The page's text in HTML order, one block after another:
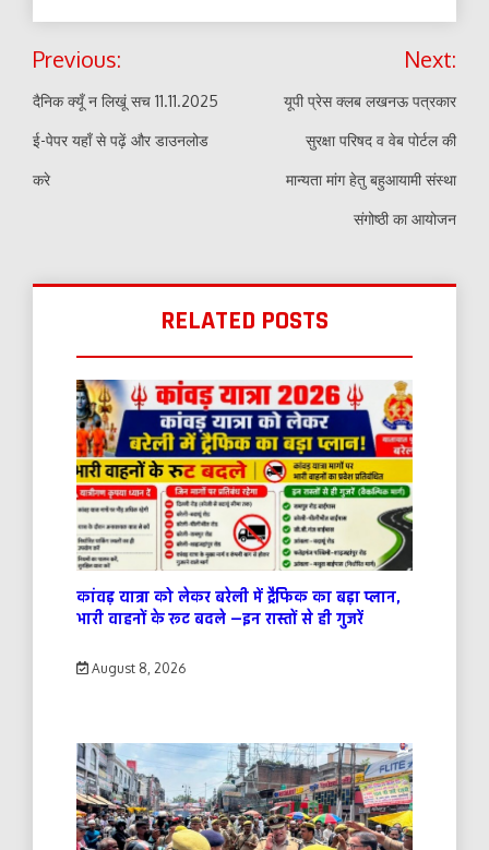
Post
navigation
Previous:
दैनिक क्यूँ न लिखूं सच 11.11.2025
ई-पेपर यहाँ से पढ़ें और डाउनलोड
करे
Next:
यूपी प्रेस क्लब लखनऊ पत्रकार
सुरक्षा परिषद व वेब पोर्टल की
मान्यता मांग हेतु बहुआयामी संस्था
संगोष्ठी का आयोजन
RELATED POSTS
कांवड़ यात्रा को लेकर बरेली में ट्रैफिक का बड़ा प्लान,
भारी वाहनों के रूट बदले —इन रास्तों से ही गुजरें
August 8, 2026